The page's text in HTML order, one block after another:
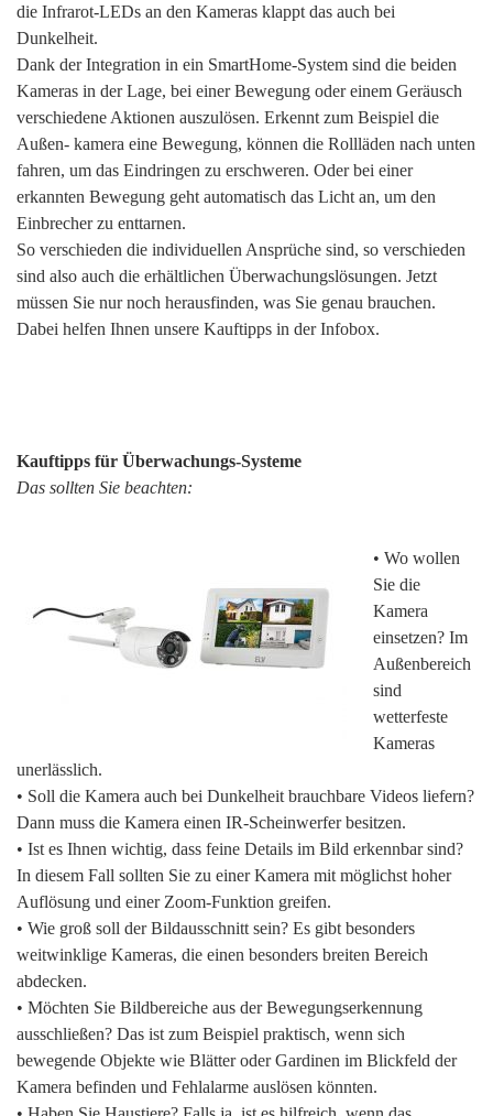
die Infrarot-LEDs an den Kameras klappt das auch bei
Dunkelheit.
Dank der Integration in ein SmartHome-System sind die beiden
Kameras in der Lage, bei einer Bewegung oder einem Geräusch
verschiedene Aktionen auszulösen. Erkennt zum Beispiel die
Außen- kamera eine Bewegung, können die Rollläden nach unten
fahren, um das Eindringen zu erschweren. Oder bei einer
erkannten Bewegung geht automatisch das Licht an, um den
Einbrecher zu enttarnen.
So verschieden die individuellen Ansprüche sind, so verschieden
sind also auch die erhältlichen Überwachungslösungen. Jetzt
müssen Sie nur noch herausfinden, was Sie genau brauchen.
Dabei helfen Ihnen unsere Kauftipps in der Infobox.
Kauftipps für Überwachungs-Systeme
Das sollten Sie beachten:
• Wo wollen
Sie die
Kamera
einsetzen? Im
Außenbereich
sind
wetterfeste
Kameras
unerlässlich.
• Soll die Kamera auch bei Dunkelheit brauchbare Videos liefern?
Dann muss die Kamera einen IR-Scheinwerfer besitzen.
• Ist es Ihnen wichtig, dass feine Details im Bild erkennbar sind?
In diesem Fall sollten Sie zu einer Kamera mit möglichst hoher
Auflösung und einer Zoom-Funktion greifen.
• Wie groß soll der Bildausschnitt sein? Es gibt besonders
weitwinklige Kameras, die einen besonders breiten Bereich
abdecken.
• Möchten Sie Bildbereiche aus der Bewegungserkennung
ausschließen? Das ist zum Beispiel praktisch, wenn sich
bewegende Objekte wie Blätter oder Gardinen im Blickfeld der
Kamera befinden und Fehlalarme auslösen könnten.